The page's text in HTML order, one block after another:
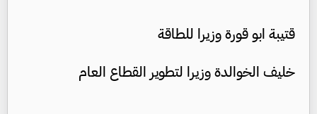
قتيبة ابو قورة وزيرا للطاقة
خليف الخوالدة وزيرا لتطوير القطاع العام